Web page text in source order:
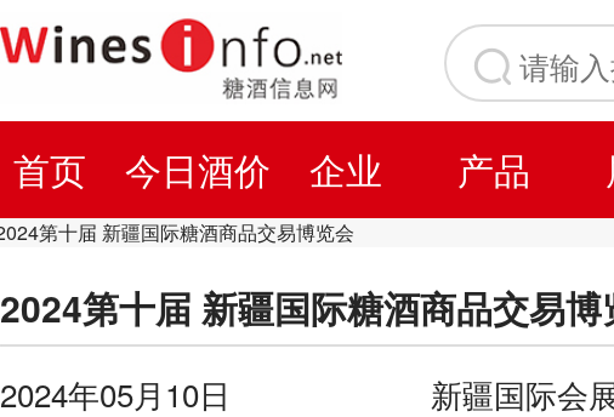
首页 今日酒价 企业 产品
2024第十届 新疆国际糖酒商品交易博
2024年05月10日 新疆国际会